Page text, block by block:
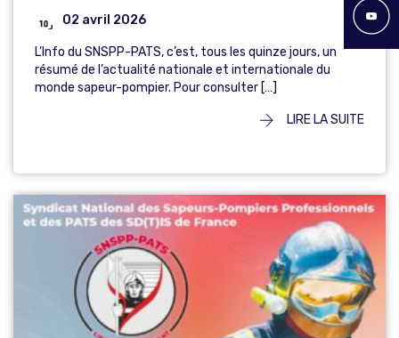
02 avril 2026
L’Info du SNSPP-PATS, c’est, tous les quinze jours, un
résumé de l’actualité nationale et internationale du
monde sapeur-pompier. Pour consulter […]
LIRE LA SUITE